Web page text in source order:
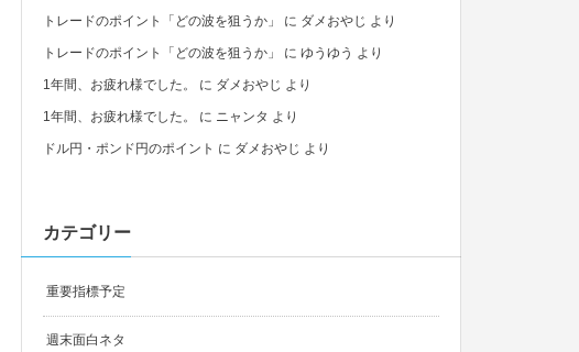
トレードのポイント「どの波を狙うか」 に ダメおやじ より
トレードのポイント「どの波を狙うか」 に ゆうゆう より
1年間、お疲れ様でした。 に ダメおやじ より
1年間、お疲れ様でした。 に ニャンタ より
ドル円・ポンド円のポイント に ダメおやじ より
カテゴリー
重要指標予定
週末面白ネタ